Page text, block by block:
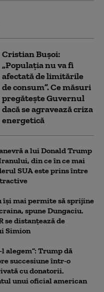
Cristian Bușoi:
„Populația nu va fi
afectată de limitările
de consum”. Ce măsuri
pregătește Guvernul
dacă se agravează criza
energetică
a lui Donald Trump
din ce în ce mai
SUA este prins între
își mai permite să sprijine
spune Dungaciu.
se distanțează de
Simion
l alegem”: Trump dă
succesiune într-o
cu donatorii.
unui oficial american